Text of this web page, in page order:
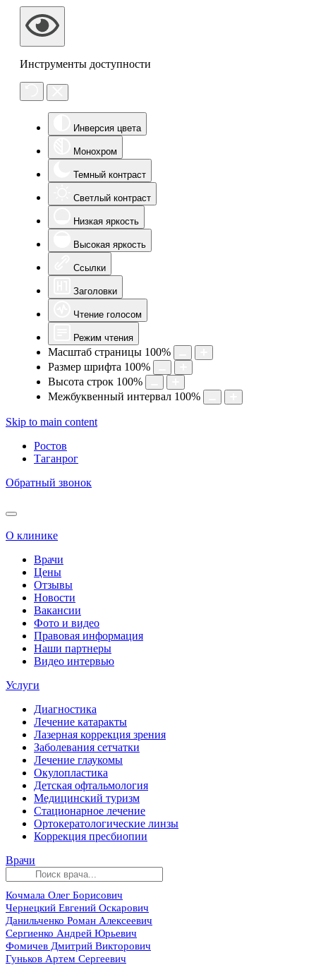
Инструменты доступности
Инверсия цвета
Монохром
Темный контраст
Светлый контраст
Низкая яркость
Высокая яркость
Ссылки
Заголовки
Чтение голосом
Режим чтения
Масштаб страницы 100%
Размер шрифта 100%
Высота строк 100%
Межбуквенный интервал 100%
Skip to main content
Ростов
Таганрог
Обратный звонок
О клинике
Врачи
Цены
Отзывы
Новости
Вакансии
Фото и видео
Правовая информация
Наши партнеры
Видео интервью
Услуги
Диагностика
Лечение катаракты
Лазерная коррекция зрения
Заболевания сетчатки
Лечение глаукомы
Окулопластика
Детская офтальмология
Медицинский туризм
Стационарное лечение
Ортокератологические линзы
Коррекция пресбиопии
Врачи
Кочмала Олег Борисович
Чернецкий Евгений Оскарович
Данильченко Роман Алексеевич
Сергиенко Андрей Юрьевич
Фомичев Дмитрий Викторович
Гуньков Артем Сергеевич